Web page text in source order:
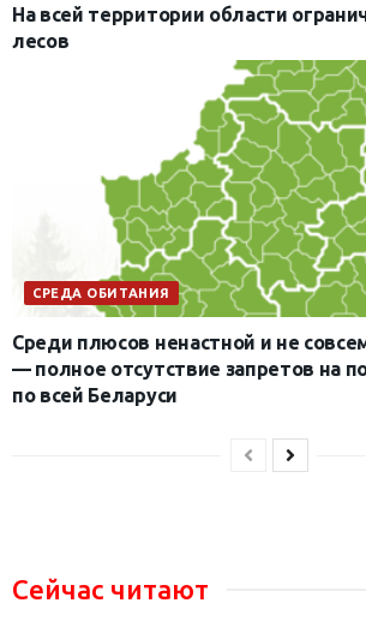
На всей территории области
лесов
СРЕДА ОБИТАНИЯ
Среди плюсов ненастной и не
— полное отсутствие запретов на
по всей Беларуси
Сейчас читают